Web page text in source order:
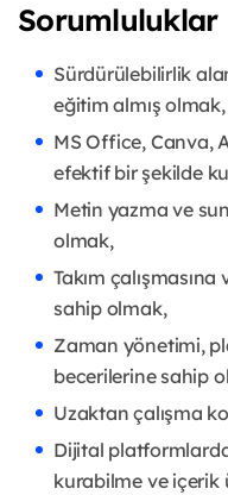
Sorumluluklar
Sürdürülebilirlik
eğitim almış olmak,
MS Office, Canva,
efektif bir şekilde
Metin yazma ve
olmak,
Takım
sahip olmak,
Zaman yönetimi,
becerilerine sahip
Uzaktan çalışma
Dijital
kurabilme ve içerik